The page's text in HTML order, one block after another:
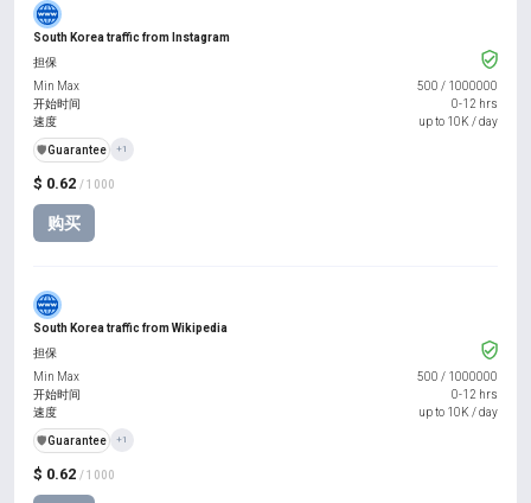
South Korea traffic from Instagram
$ 0.62 / 1000
购买
担保
Min Max
500 / 1000000
开始时间
0-12 hrs
速度
up to 10K / day
️🛡️Guarantee +1
South Korea traffic from Wikipedia
$ 0.62 / 1000
担保
Min Max
500 / 1000000
开始时间
0-12 hrs
速度
up to 10K / day
️🛡️Guarantee +1